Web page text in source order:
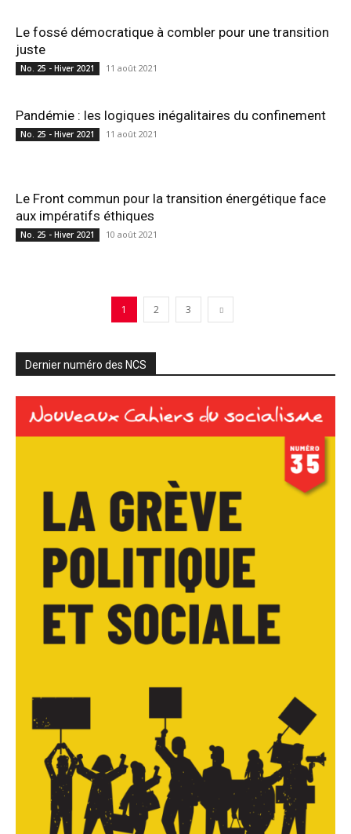
Le fossé démocratique à combler pour une transition
juste
No. 25 - Hiver 2021 11 août 2021
Pandémie : les logiques inégalitaires du confinement
No. 25 - Hiver 2021 11 août 2021
Le Front commun pour la transition énergétique face
aux impératifs éthiques
No. 25 - Hiver 2021 10 août 2021
1 2 3
Dernier numéro des NCS